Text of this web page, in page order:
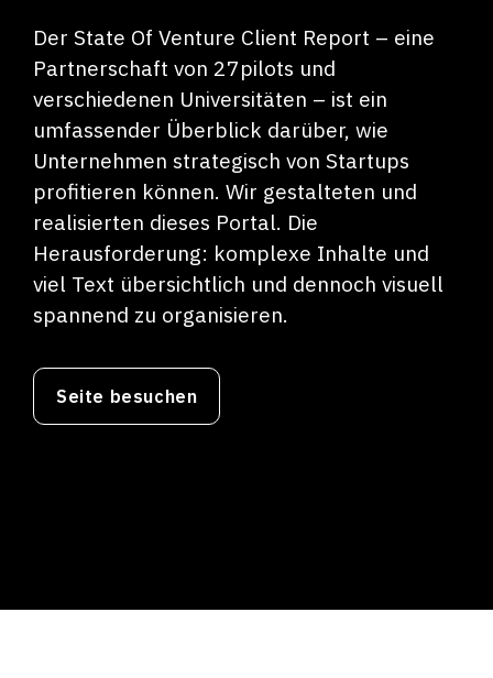
Der State Of Venture Client Report – eine
Partnerschaft von 27pilots und
verschiedenen Universitäten – ist ein
umfassender Überblick darüber, wie
Unternehmen strategisch von Startups
profitieren können. Wir gestalteten und
realisierten dieses Portal. Die
Herausforderung: komplexe Inhalte und
viel Text übersichtlich und dennoch visuell
spannend zu organisieren.
Seite besuchen